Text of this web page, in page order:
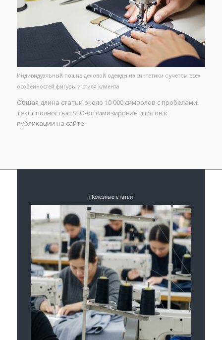
Индивидуальный пошив деловой одежды из синтетики с учетом всех
особенностей фигуры и стиля клиента
Общая длина статьи около 10 000 символов с пробелами,
текст полностью SEO-оптимизирован и готов к
публикации на сайте.
Полезные статьи